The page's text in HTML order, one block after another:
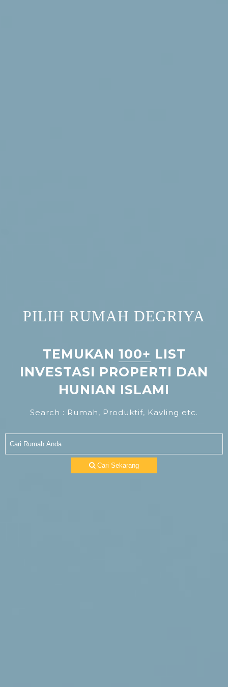
PILIH RUMAH DEGRIYA
TEMUKAN 100+ LIST
INVESTASI PROPERTI DAN
HUNIAN ISLAMI
Search : Rumah, Produktif, Kavling etc.
Cari Sekarang